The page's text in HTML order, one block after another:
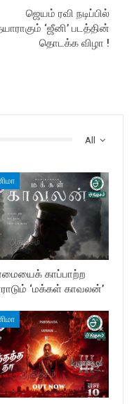
ஜெயம் ரவி நடிப்பில்
‘ஜீனி’ படத்தின்
தொடக்க விழா !
All
காப்பாற்ற
‘மக்கள் காவலன்’